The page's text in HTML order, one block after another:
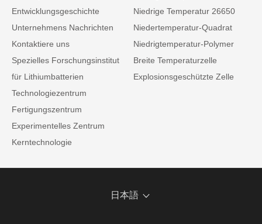
Entwicklungsgeschichte
Unternehmens Nachrichten
Kontaktiere uns
Spezielles Forschungsinstitut
für Lithiumbatterien
Technologiezentrum
Fertigungszentrum
Experimentelles Zentrum
Kerntechnologie
Niedrige Temperatur 26650
Niedertemperatur-Quadrat
Niedrigtemperatur-Polymer
Breite Temperaturzelle
Explosionsgeschützte Zelle
日本語